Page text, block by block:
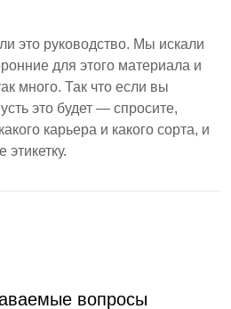
это руководство. Мы искали
для этого материала и
много. Так что если вы
это будет — спросите,
карьера и какого сорта, и
вопросы